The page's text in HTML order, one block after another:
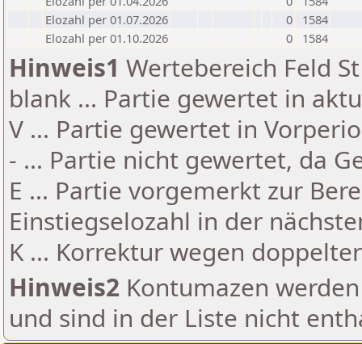
Elozahl per 01.07.2026
0
1584
Elozahl per 01.10.2026
0 1584
Hinweis1 Wertebereich Feld
blank ... Partie gewertet in
V ... Partie gewertet in
- ... Partie nicht gewertet, da
E ... Partie vorgemerkt zur
Einstiegselozahl in der
K ... Korrektur wegen
Hinweis2 Kontumazen
und sind in der Liste nicht